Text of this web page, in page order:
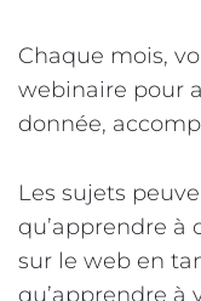
Chaque mois,
webinaire pour
donnée,
Les sujets
qu’apprendre
sur le web en
qu’apprendre à